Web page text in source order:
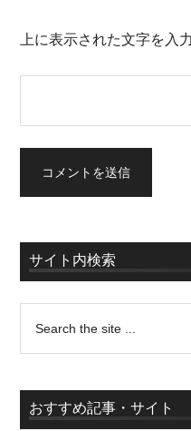
上に表示された文字を入
サイト内検索
おすすめ記事・サイト